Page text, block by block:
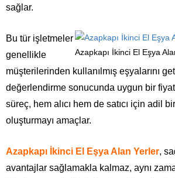
sağlar.
Azapkapı İkinci El Eşya
Bu tür işletmeler
genellikle
müşterilerinden kullanılmış eşyalarını
değerlendirme sonucunda uygun bir
süreç, hem alıcı hem de satıcı için adil
oluşturmayı amaçlar.
Azapkapı İkinci El Eşya Alan Yerler,
avantajlar sağlamakla kalmaz, aynı